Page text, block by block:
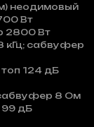
неодимовый
Вт
2800 Вт
кГц; сабвуфер
124 дБ
8 Ом
99 дБ